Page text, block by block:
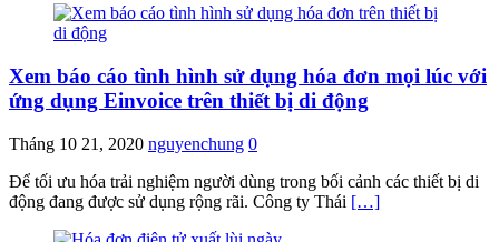
Xem báo cáo tình hình sử dụng hóa đơn mọi lúc với
ứng dụng Einvoice trên thiết bị di động
Tháng 10 21, 2020 nguyenchung 0
Để tối ưu hóa trải nghiệm người dùng trong bối cảnh các thiết bị di
động đang được sử dụng rộng rãi. Công ty Thái […]